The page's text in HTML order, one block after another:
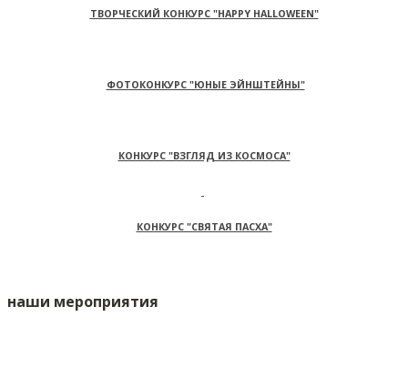
ТВОРЧЕСКИЙ КОНКУРС "HAPPY HALLOWEEN"
ФОТОКОНКУРС "ЮНЫЕ ЭЙНШТЕЙНЫ"
КОНКУРС "ВЗГЛЯД ИЗ КОСМОСА"
КОНКУРС "СВЯТАЯ ПАСХА"
наши мероприятия